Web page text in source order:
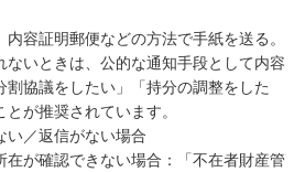
容証明郵便などの方法で手紙を送る。
ないときは、公的な通知手段として内容
協議をしたい」「持分の調整をした
が推奨されています。
い／返信がない場合
在が確認できない場合：「不在者財産管